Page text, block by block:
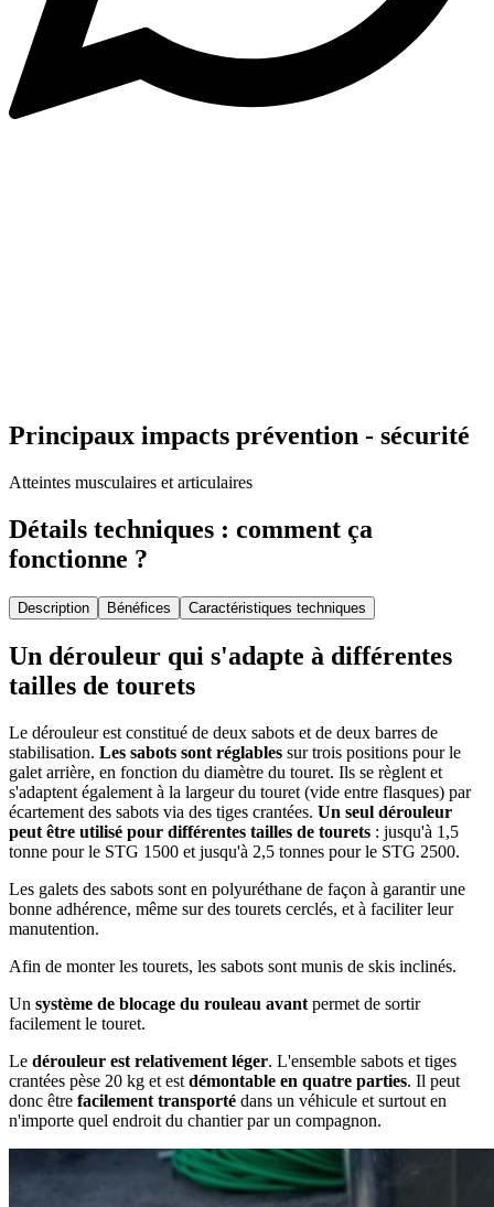
Principaux impacts prévention - sécurité
Atteintes musculaires et articulaires
Détails techniques : comment ça
fonctionne ?
Description Bénéfices Caractéristiques techniques
Un dérouleur qui s'adapte à différentes
tailles de tourets
Le dérouleur est constitué de deux sabots et de deux barres de
stabilisation. Les sabots sont réglables sur trois positions pour le
galet arrière, en fonction du diamètre du touret. Ils se règlent et
s'adaptent également à la largeur du touret (vide entre flasques) par
écartement des sabots via des tiges crantées. Un seul dérouleur
peut être utilisé pour différentes tailles de tourets : jusqu'à 1,5
tonne pour le STG 1500 et jusqu'à 2,5 tonnes pour le STG 2500.
Les galets des sabots sont en polyuréthane de façon à garantir une
bonne adhérence, même sur des tourets cerclés, et à faciliter leur
manutention.
Afin de monter les tourets, les sabots sont munis de skis inclinés.
Un système de blocage du rouleau avant permet de sortir
facilement le touret.
Le dérouleur est relativement léger. L'ensemble sabots et tiges
crantées pèse 20 kg et est démontable en quatre parties. Il peut
donc être facilement transporté dans un véhicule et surtout en
n'importe quel endroit du chantier par un compagnon.